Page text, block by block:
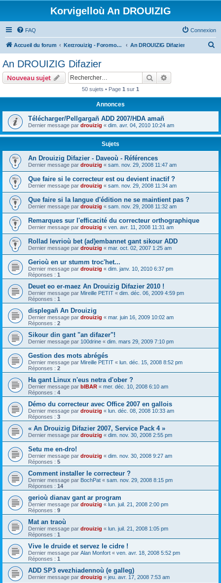
Korvigelloù An DROUIZIG
FAQ Connexion
Accueil du forum Kerzrouizig - Foromoù An Drouizig An DROUIZIG Difazier
e
r
An DROUIZIG Difazier
Nouveau sujet Rechercher
50 sujets • Page 1 sur 1
Annonces
Télécharger/Pellgargañ ADD 2007/HDA amañ
Dernier message par drouizig « dim. avr. 04, 2010 10:24 am
Sujets
An Drouizig Difazier - Daveoù - Références
Dernier message par drouizig « sam. nov. 29, 2008 11:47 am
Que faire si le correcteur est ou devient inactif ?
Dernier message par drouizig « sam. nov. 29, 2008 11:34 am
Que faire si la langue d'édition ne se maintient pas ?
Dernier message par drouizig « sam. nov. 29, 2008 11:32 am
Remarques sur l'efficacité du correcteur orthographique
Dernier message par drouizig « ven. avr. 11, 2008 11:31 am
Rollad levrioù bet (ad)embannet gant sikour ADD
Dernier message par drouizig « mar. oct. 02, 2007 1:25 am
Gerioù en ur stumm troc'het...
Dernier message par drouizig « dim. janv. 10, 2010 6:37 pm
Réponses : 1
Deuet eo er-maez An Drouizig Difazier 2010 !
Dernier message par Mireille PETIT « dim. déc. 06, 2009 4:59 pm
Réponses : 1
displegañ An Drouizig
Dernier message par drouizig « mar. juin 16, 2009 10:02 am
Réponses : 2
Sikour din gant "an difazer"!
Dernier message par 100drine « dim. mars 29, 2009 7:10 pm
Gestion des mots abrégés
Dernier message par Mireille PETIT « lun. déc. 15, 2008 8:52 pm
Réponses : 2
Ha gant Linux n'eus netra d'ober ?
Dernier message par bIBAR « mer. déc. 10, 2008 6:10 am
Réponses : 4
Démo du correcteur avec Office 2007 en gallois
Dernier message par drouizig « lun. déc. 08, 2008 10:33 am
Réponses : 3
« An Drouizig Difazier 2007, Service Pack 4 »
Dernier message par drouizig « dim. nov. 30, 2008 2:55 pm
Setu me en-dro!
Dernier message par drouizig « dim. nov. 30, 2008 9:27 am
Réponses : 5
Comment installer le correcteur ?
Dernier message par BochPat « sam. nov. 29, 2008 8:15 pm
Réponses : 14
gerioù dianav gant ar program
Dernier message par drouizig « lun. juil. 21, 2008 2:00 pm
Réponses : 9
Mat an traoù
Dernier message par drouizig « lun. juil. 21, 2008 1:05 pm
Réponses : 1
Vive le druide et servez le cidre !
Dernier message par Alan Monfort « ven. avr. 18, 2008 5:52 pm
Réponses : 1
ADD SP3 evezhiadennoù (e galleg)
Dernier message par drouizig « jeu. avr. 17, 2008 7:53 am